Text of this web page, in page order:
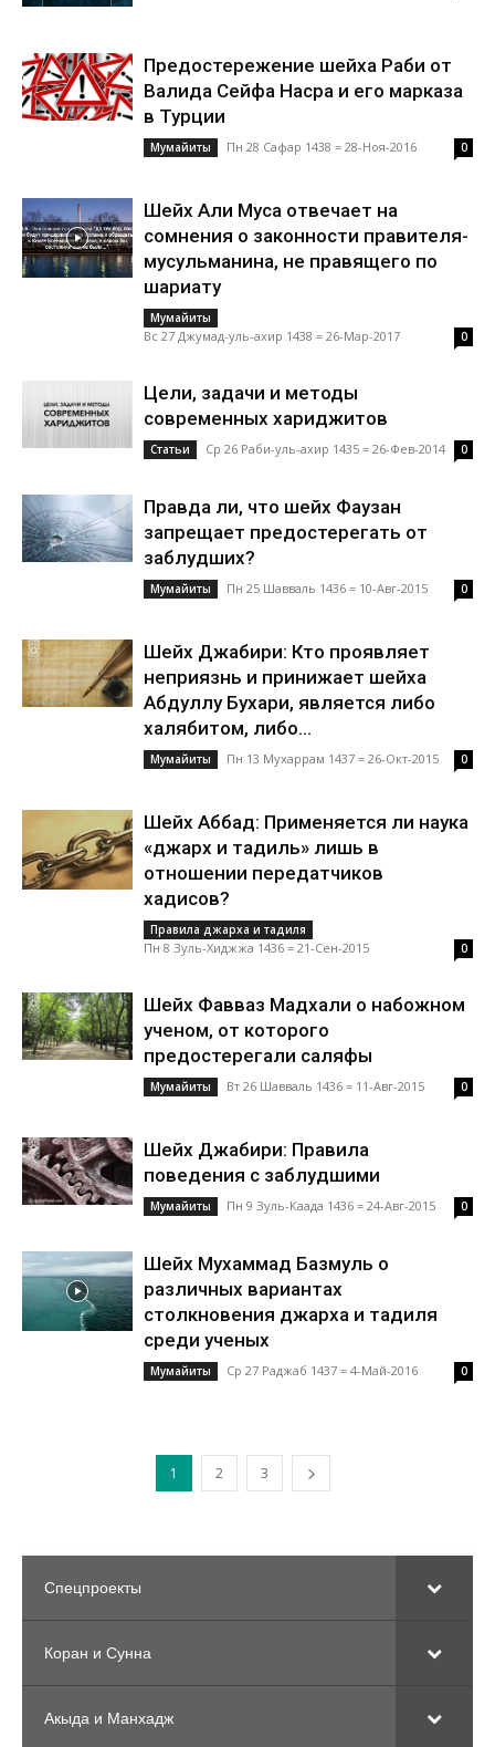
Предостережение шейха Раби от
Валида Сейфа Насра и его марказа
в Турции
Mумайиты Пн 28 Сафар 1438 = 28-Ноя-2016 0
Шейх Али Муса отвечает на
сомнения о законности правителя-
мусульманина, не правящего по
шариату
Mумайиты
Вс 27 Джумад-уль-ахир 1438 = 26-Мар-2017 0
Цели, задачи и методы
современных хариджитов
Статьи Ср 26 Раби-уль-ахир 1435 = 26-Фев-2014 0
Правда ли, что шейх Фаузан
запрещает предостерегать от
заблудших?
Mумайиты Пн 25 Шавваль 1436 = 10-Авг-2015 0
Шейх Джабири: Кто проявляет
неприязнь и принижает шейха
Абдуллу Бухари, является либо
халябитом, либо...
Mумайиты Пн 13 Мухаррам 1437 = 26-Окт-2015 0
Шейх Аббад: Применяется ли наука
«джарх и тадиль» лишь в
отношении передатчиков
хадисов?
Правила джарха и тадиля
Пн 8 Зуль-Хиджжа 1436 = 21-Сен-2015 0
Шейх Фавваз Мадхали о набожном
ученом, от которого
предостерегали саляфы
Mумайиты Вт 26 Шавваль 1436 = 11-Авг-2015 0
Шейх Джабири: Правила
поведения с заблудшими
Mумайиты Пн 9 Зуль-Каада 1436 = 24-Авг-2015 0
Шейх Мухаммад Базмуль о
различных вариантах
столкновения джарха и тадиля
среди ученых
Mумайиты Ср 27 Раджаб 1437 = 4-Май-2016 0
1 2 3
Спецпроекты
Коран и Сунна
Акыда и Манхадж